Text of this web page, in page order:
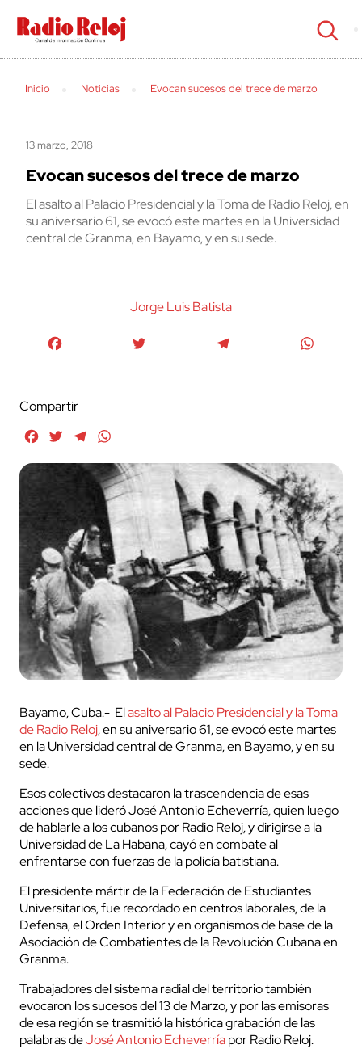
cerrar
Inicio Noticias Evocan sucesos del trece de marzo
13 marzo, 2018
Evocan sucesos del trece de marzo
El asalto al Palacio Presidencial y la Toma de Radio Reloj, en
su aniversario 61, se evocó este martes en la Universidad
central de Granma, en Bayamo, y en su sede.
Jorge Luis Batista
Compartir
FacebookTwitterTelegram
Bayamo, Cuba.- Elasalto al Palacio Presidencial y la Toma
de Radio Reloj, en su aniversario 61, se evocó este martes
en la Universidad central de Granma, en Bayamo, y en su
sede.
Esos colectivos destacaron la trascendencia de esas
acciones que lideró José Antonio Echeverría, quien luego
de hablarle a los cubanos por Radio Reloj, y dirigirse a la
Universidad de La Habana, cayó en combate al
enfrentarse con fuerzas de la policía batistiana.
El presidente mártir de la Federación de Estudiantes
Universitarios, fue recordado en centros laborales, de la
Defensa, el Orden Interior y en organismos de base de la
Asociación de Combatientes de la Revolución Cubana en
Granma.
Trabajadores del sistema radial del territorio también
evocaron los sucesos del 13 de Marzo, y por las emisoras
de esa región se trasmitió la histórica grabación de las
palabras deJosé Antonio Echeverríapor Radio Reloj.